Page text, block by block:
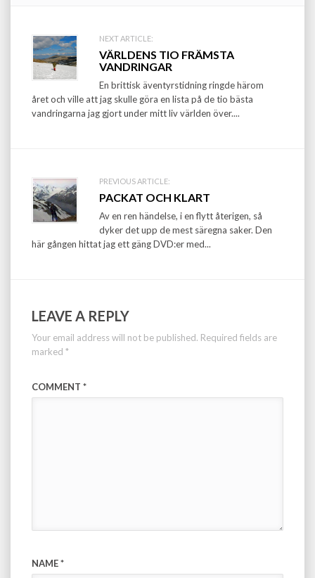
Post
navigation
NEXT ARTICLE:
VÄRLDENS TIO FRÄMSTA
VANDRINGAR
En brittisk äventyrstidning ringde härom
året och ville att jag skulle göra en lista på de tio bästa
vandringarna jag gjort under mitt liv världen över....
PREVIOUS ARTICLE:
PACKAT OCH KLART
Av en ren händelse, i en flytt återigen, så
dyker det upp de mest säregna saker. Den
här gången hittat jag ett gäng DVD:er med...
LEAVE A REPLY
Your email address will not be published. Required fields are
marked *
COMMENT *
NAME*